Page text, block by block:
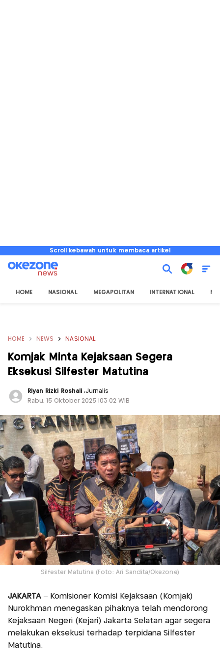
Scroll kebawah untuk membaca artikel
HOME NASIONAL MEGAPOLITAN INTERNATIONAL
HOME NEWS NASIONAL
Komjak Minta Kejaksaan Segera
Eksekusi Silfester Matutina
Riyan Rizki Roshali ,Jurnalis
Rabu, 15 Oktober 2025 |03:02 WIB
Silfester Matutina (Foto: Ari Sandita/Okezone)
JAKARTA– Komisioner Komisi Kejaksaan (Komjak)
Nurokhman menegaskan pihaknya telah mendorong
Kejaksaan Negeri (Kejari) Jakarta Selatan agar segera
melakukan eksekusi terhadap terpidana Silfester
Matutina.